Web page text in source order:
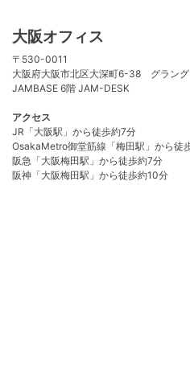
大阪オフィス
〒530-0011
大阪府大阪市北区大深町6-38 グラング
JAMBASE 6階 JAM-DESK
アクセス
JR「大阪駅」から徒歩約7分
OsakaMetro御堂筋線「梅田駅」から徒
阪急「大阪梅田駅」から徒歩約7分
阪神「大阪梅田駅」から徒歩約10分